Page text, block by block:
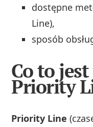
dostępne
Line),
sposób
Co to
Priority
Priority Line